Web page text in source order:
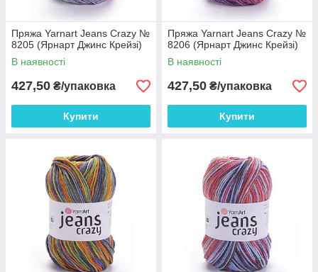
Пряжа Yarnart Jeans Crazy №
8205 (Ярнарт Джинс Крейзі)
В наявності
427,50 ₴/упаковка
Купити
Пряжа Yarnart Jeans Crazy №
8206 (Ярнарт Джинс Крейзі)
В наявності
427,50 ₴/упаковка
Купити